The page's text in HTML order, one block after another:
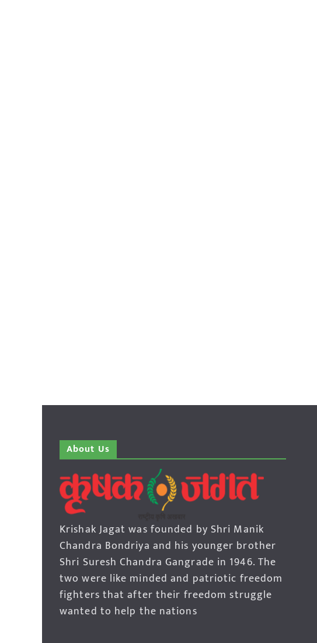
About Us
Krishak Jagat was founded by Shri Manik
Chandra Bondriya and his younger brother
Shri Suresh Chandra Gangrade in 1946. The
two were like minded and patriotic freedom
fighters that after their freedom struggle
wanted to help the nations